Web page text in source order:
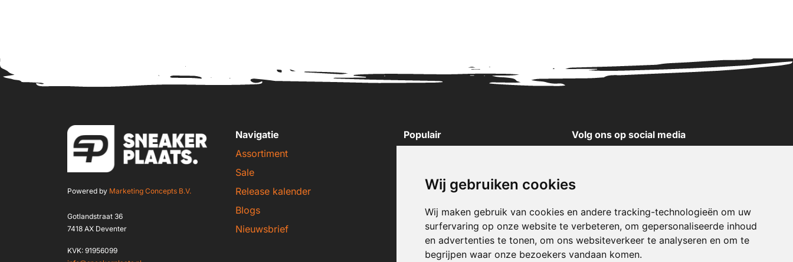
Wij gebruiken cookies
Wij maken gebruik van cookies en andere tracking-technologieën om uw
surfervaring op onze website te verbeteren, om gepersonaliseerde inhoud
en advertenties te tonen, om ons websiteverkeer te analyseren en om te
begrijpen waar onze bezoekers vandaan komen.
Powered by Marketing Concepts B.V.
Gotlandstraat 36
7418 AX Deventer
KVK: 91956099
Navigatie
Assortiment
Sale
Release kalender
Blogs
Nieuwsbrief
Populair
New Balance sneakers
Puma sneakers
Converse sneakers
Volg ons op social media
X
Pinterest